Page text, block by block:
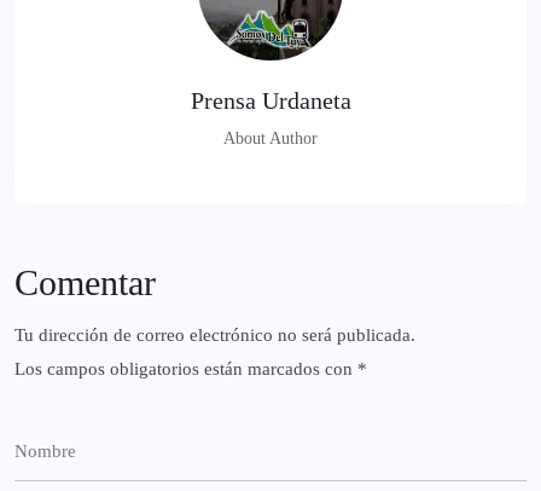
Prensa Urdaneta
About Author
Comentar
Tu dirección de correo electrónico no será publicada.
Los campos obligatorios están marcados con *